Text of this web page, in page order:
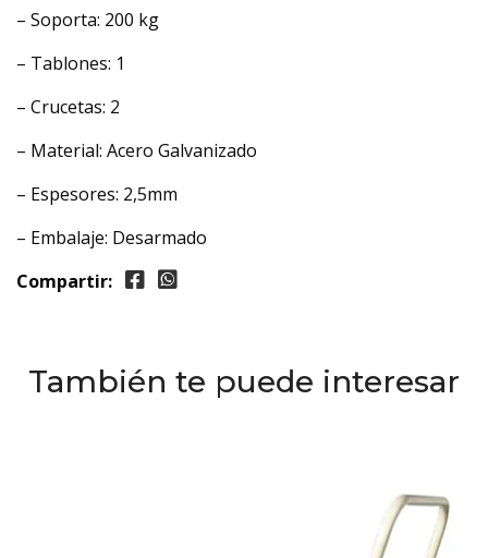
– Soporta: 200 kg
– Tablones: 1
– Crucetas: 2
– Material: Acero Galvanizado
– Espesores: 2,5mm
– Embalaje: Desarmado
Compartir:
También te puede interesar